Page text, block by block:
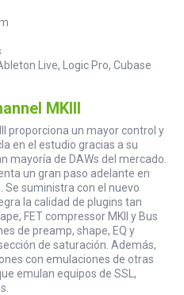
Live, Logic Pro, Cubase
MKIII
proporciona un mayor control y
en el estudio gracias a su
mayoría de DAWs del mercado.
un gran paso adelante en
Se suministra con el nuevo
la calidad de plugins tan
FET compressor MKII y Bus
de preamp, shape, EQ y
de saturación. Además,
con emulaciones de otras
emulan equipos de SSL,